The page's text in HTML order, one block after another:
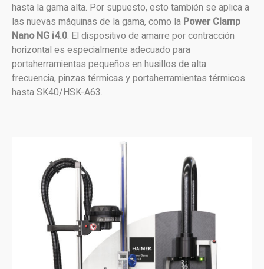
hasta la gama alta. Por supuesto, esto también se aplica a
las nuevas máquinas de la gama, como la Power Clamp
Nano NG i4.0. El dispositivo de amarre por contracción
horizontal es especialmente adecuado para
portaherramientas pequeños en husillos de alta
frecuencia, pinzas térmicas y portaherramientas térmicos
hasta SK40/HSK-A63.